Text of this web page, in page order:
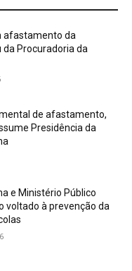
afastamento da
Procuradoria da
de afastamento,
Presidência da
e Ministério Público
voltado à prevenção da